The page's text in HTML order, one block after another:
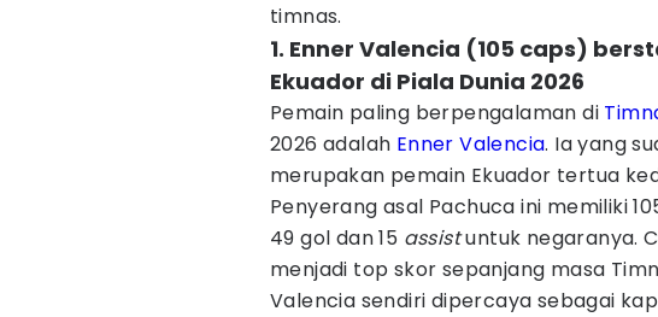
timnas.
1. Enner Valencia (105 caps)
Ekuador di Piala Dunia 2026
Pemain paling berpengalaman di
2026 adalah Enner Valencia. Ia yang
merupakan pemain Ekuador tertua
Penyerang asal Pachuca ini memiliki
49 gol dan 15 assistuntuk negaranya.
menjadi top skor sepanjang masa
Valencia sendiri dipercaya sebagai